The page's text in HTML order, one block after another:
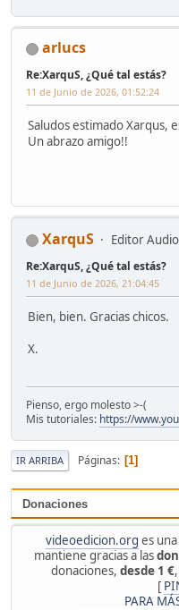
Donaciones
videoedicion.org es una
mantiene gracias a las
donaciones, desde 1 €
[
PARA
arlucs
Re:XarquS, ¿Qué tal estás?
11 de Junio de 2026, 01:52:24
Saludos estimado Xarqus,
Un abrazo amigo!!
XarquS Editor
Re:XarquS, ¿Qué tal estás?
11 de Junio de 2026, 21:04:45
Bien, bien. Gracias chicos.
X.
Pienso, ergo molesto >-(
Mis tutoriales: https://
IR ARRIBA Páginas 1